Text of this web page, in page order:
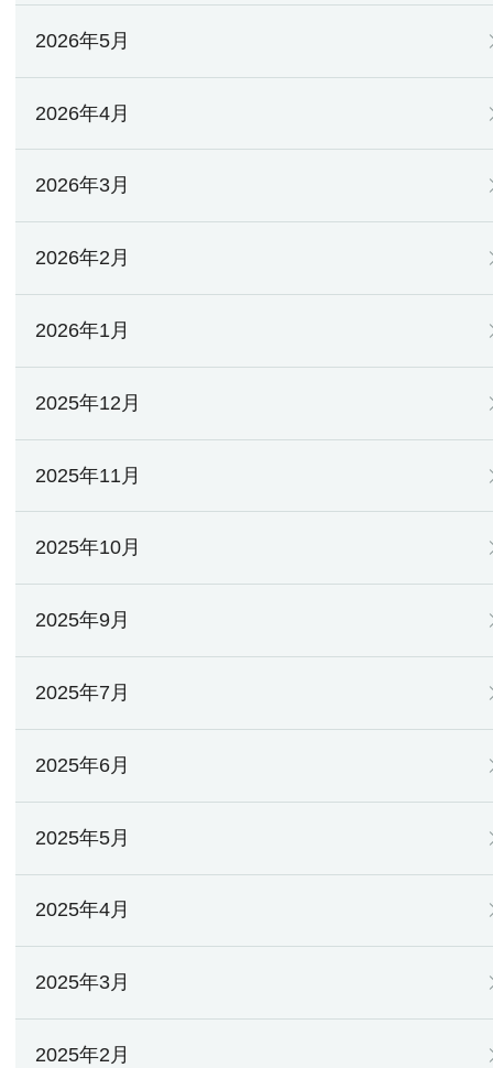
2026年5月
2026年4月
2026年3月
2026年2月
2026年1月
2025年12月
2025年11月
2025年10月
2025年9月
2025年7月
2025年6月
2025年5月
2025年4月
2025年3月
2025年2月